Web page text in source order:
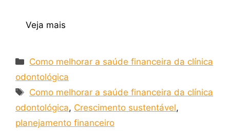
Veja mais
Como melhorar a saúde financeira da clínica
odontológica
Como melhorar a saúde financeira da clínica
odontológica, Crescimento sustentável,
planejamento financeiro